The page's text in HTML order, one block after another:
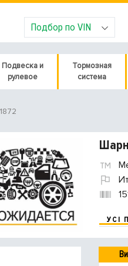
Подбор по VIN
Подвеска и
рулевое
Тормозная
система
УСІ